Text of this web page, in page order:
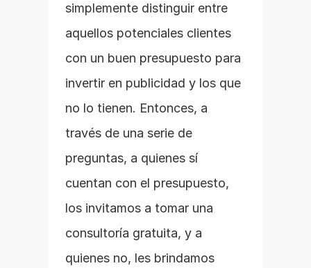
simplemente distinguir entre
aquellos potenciales clientes
con un buen presupuesto para
invertir en publicidad y los que
no lo tienen. Entonces, a
través de una serie de
preguntas, a quienes sí
cuentan con el presupuesto,
los invitamos a tomar una
consultoría gratuita, y a
quienes no, les brindamos